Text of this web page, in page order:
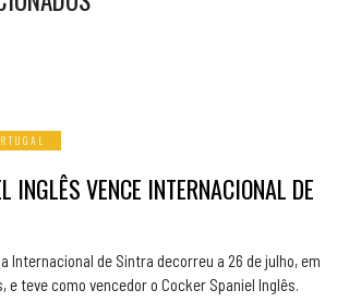
INGLÊS VENCE INTERNACIONAL DE
Internacional de Sintra decorreu a 26 de julho, em
e teve como vencedor o Cocker Spaniel Inglês.